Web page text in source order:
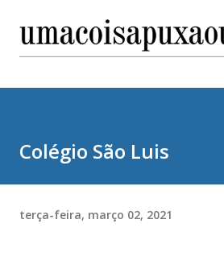
Pular para o conteúdo
Colégio São Luis
terça-feira, março 02, 2021